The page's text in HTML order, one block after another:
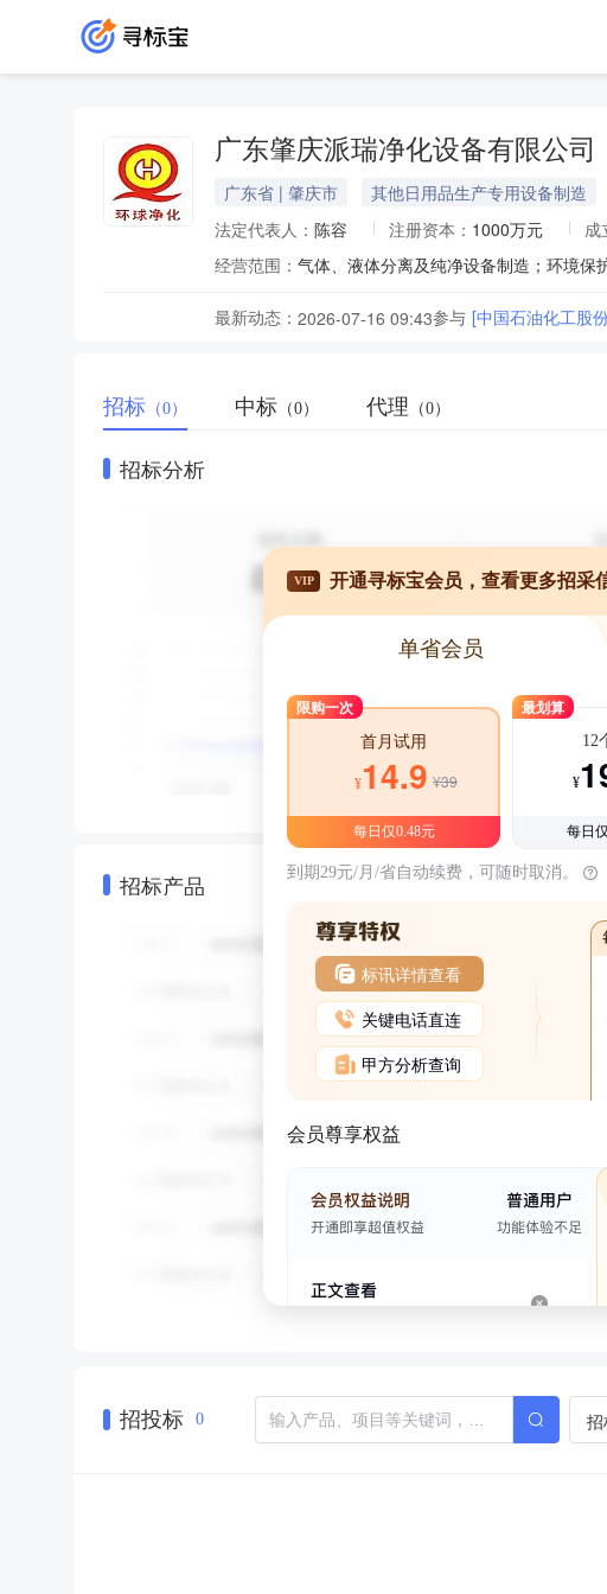
广东肇庆派瑞净化设备有限公司
广东省 | 肇庆市 其他日用品生产专用设备制造
法定代表人： 陈容 注册资本： 1000万元 成
经营范围：
最新动态： 2026-07-16 09:43参与 [中国石油化工股
招标 （0） 中标 （0） 代理 （0）
招标分析
招标产品
VIP 开通寻标宝会员，查看更多招采
单省会员
限购一次
首月试用
¥14.9 ¥39
每日仅0.48元
最划算
12
¥
每日
到期29元/月/省自动续费，可随时取消。
标讯详情查看
关键电话直连
甲方分析查询
会员尊享权益
招投标 0